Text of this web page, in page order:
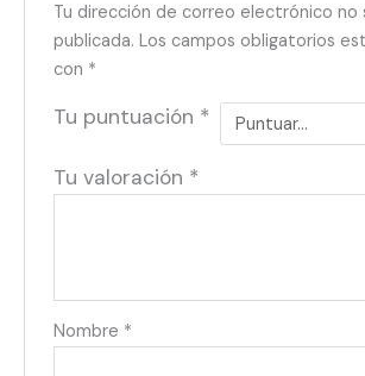
Tu dirección de correo electrónico no
publicada. Los campos obligatorios
con *
Tu puntuación *
Tu valoración *
Nombre *